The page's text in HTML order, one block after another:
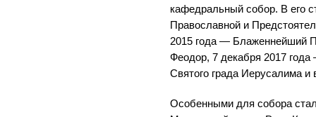
кафедральный собор. В его
Православной и
2015 года — Блаженнейший
Феодор, 7 декабря 2017
Святого града Иерусалима
Особенными для собора